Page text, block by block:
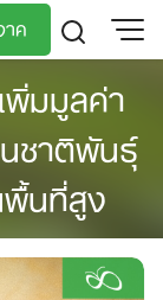
ค
TH
EN
พิ่มมูลค่า
ชาติพันธุ์
พื้นที่สูง